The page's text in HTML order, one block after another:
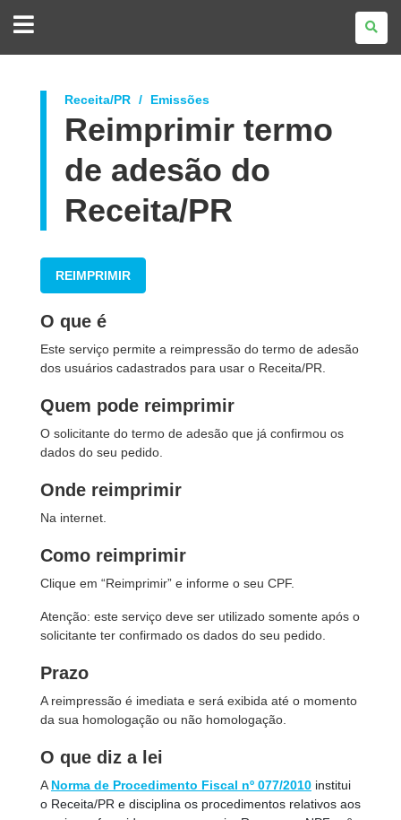
DO
Receita/PR Emissões
Reimprimir termo
de adesão do
Receita/PR
REIMPRIMIR
O que é
Este serviço permite a reimpressão do termo de adesão
dos usuários cadastrados para usar o Receita/PR.
Quem pode reimprimir
O solicitante do termo de adesão que já confirmou os
dados do seu pedido.
Onde reimprimir
Na internet.
Como reimprimir
Clique em “Reimprimir” e informe o seu CPF.
Atenção: este serviço deve ser utilizado somente após o
solicitante ter confirmado os dados do seu pedido.
Prazo
A reimpressão é imediata e será exibida até o momento
da sua homologação ou não homologação.
O que diz a lei
A Norma de Procedimento Fiscal nº 077/2010 institui
o Receita/PR e disciplina os procedimentos relativos aos